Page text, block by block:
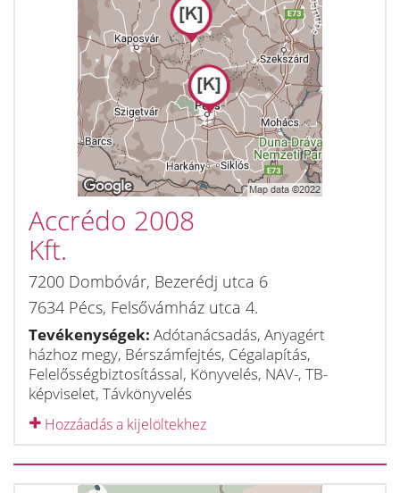
Accrédo 2008
Kft.
7200 Dombóvár, Bezerédj utca 6
7634 Pécs, Felsővámház utca 4.
Tevékenységek: Adótanácsadás, Anyagért
házhoz megy, Bérszámfejtés, Cégalapítás,
Felelősségbiztosítással, Könyvelés, NAV-, TB-
képviselet, Távkönyvelés
Hozzáadás a kijelöltekhez